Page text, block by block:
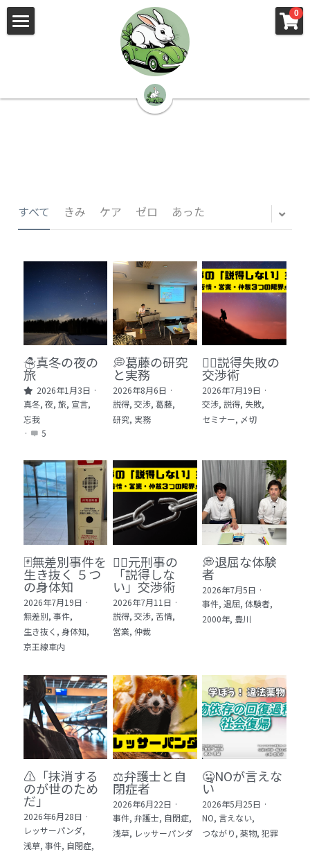
0
🌳株式会社 kibi🦉（トップ）
📰kibi log（ブログ）
🏢会社概要・プライバシーポリシー・プロフィ
📸Who am I?（プロフィール）
🏙️社員が防ぐ不正と犯罪
🙌自傷・他害・パニックは防げますか？
🏫社会福祉法人ぐらんま
🛒Learn More!（商品）
❓FAQ
📮ASK（無料読者登録 or 無料お問い合わせ）
📚 100冊の「本は飲み物」index
1 クレーム・犯罪・説得交渉 23冊
2 発達障害・精神疾患・ケア 29冊
3 身体知・非言語・情動 13冊
4 創作・芸術・神秘 30冊
5 教育・マネジメント・学修 20冊
6 セールス・マーケティング・ビジネスモデ
ル 21冊
7 ライフスタイル・防災・科学技術 12冊
8 アジア・歴史・未来予測 11冊
🎬Dramas(おすすめの小説・漫画・ドラマ・
映画)
ログイン/ 登録
検索
日本語
日本語
すべて きみ ケア ゼロ あった
☃️真冬の夜の
旅
2026年1月3日 ·
真冬, 夜, 旅, 宣言,
忘我
·
5
💭葛藤の研究
と実務
2026年8月6日 ·
説得, 交渉, 葛藤,
研究, 実務
🕵️‍♂️説得失敗の
交渉術
2026年7月19日 ·
交渉, 説得, 失敗,
セミナー, 〆切
🃏無差別事件を
生き抜く ５つ
の身体知
2026年7月19日 ·
無差別, 事件,
生き抜く, 身体知,
京王線車内
🙅‍♂️元刑事の
「説得しな
い」交渉術
2026年7月11日 ·
説得, 交渉, 苦情,
営業, 仲裁
💭退屈な体験
者
2026年7月5日 ·
事件, 退屈, 体験者,
2000年, 豊川
⚠️「抹消する
のが世のため
だ」​
2026年6月28日 ·
レッサーパンダ,
浅草, 事件, 自閉症,
⚖️弁護士と自
閉症者
2026年6月22日 ·
事件, 弁護士, 自閉症,
浅草, レッサーパンダ
🤐NOが言えな
い
2026年5月25日 ·
NO, 言えない,
つながり, 薬物, 犯罪
×
ストアカテゴリー
すべてのカテゴリー
×
ブログカテゴリー